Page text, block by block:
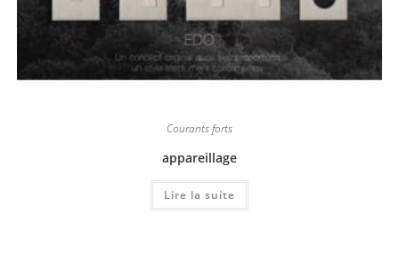
Courants forts
appareillage
Lire la suite